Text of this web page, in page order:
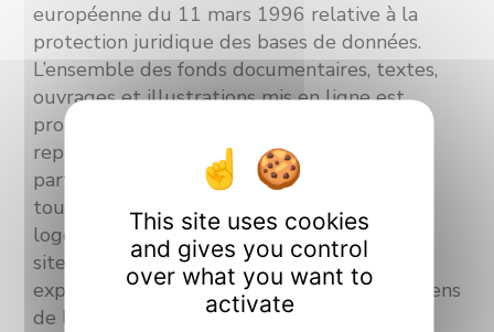
européenne du 11 mars 1996 relative à la
protection juridique des bases de données.
L’ensemble des fonds documentaires, textes,
ouvrages et illustrations mis en ligne est
protégé par le droit d’auteur. Toute
reproduction ou représentation totale ou
partielle de ces images, toute modification,
toute altération, de ces marques ou de ces
logos…, effectuée à partir des éléments du
site, n’est pas autorisée sans l’autorisation
expresse de l’Université de Bourgogne, au sens
de l’article L 713-2 du CPI.
This site uses cookies
and gives you control
over what you want to
activate